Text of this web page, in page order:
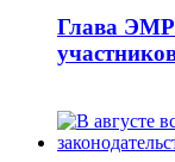
Глава ЭМР